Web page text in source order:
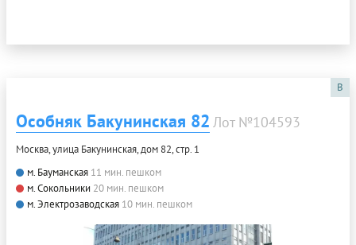
B
Особняк Бакунинская 82 Лот №104593
Москва, улица Бакунинская, дом 82, стр. 1
м. Бауманская 11 мин. пешком
м. Сокольники 20 мин. пешком
м. Электрозаводская 10 мин. пешком